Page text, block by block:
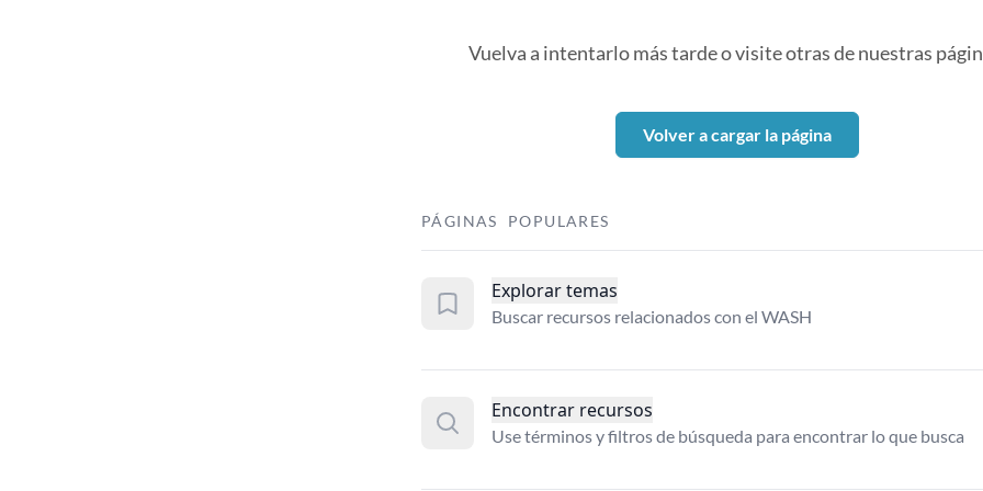
Vuelva a intentarlo más tarde o visite otras de nuestras
Volver a cargar la página
PÁGINAS POPULARES
Explorar temas
Buscar recursos relacionados con el WASH
Encontrar recursos
Use términos y filtros de búsqueda para encontrar lo que busca